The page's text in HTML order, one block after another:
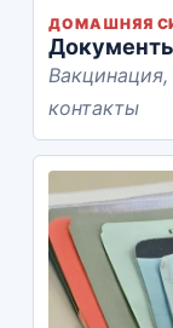
ДОМАШНЯЯ
контакты